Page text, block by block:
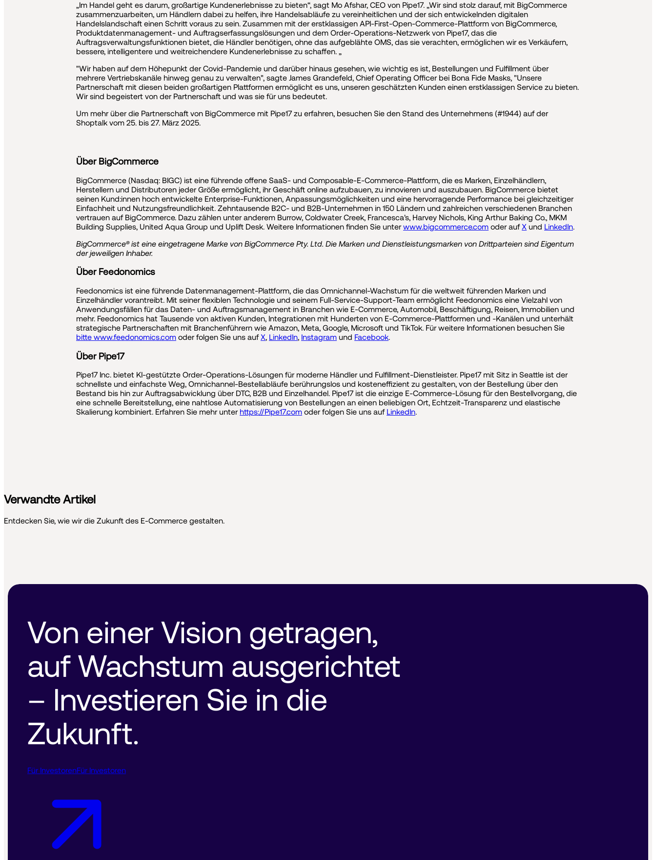
„Im Handel geht es darum, großartige Kundenerlebnisse zu bieten“, sagt Mo Afshar, CEO von Pipe17. „Wir sind stolz darauf, mit BigCommerce
zusammenzuarbeiten, um Händlern dabei zu helfen, ihre Handelsabläufe zu vereinheitlichen und der sich entwickelnden digitalen
Handelslandschaft einen Schritt voraus zu sein. Zusammen mit der erstklassigen API-First-Open-Commerce-Plattform von BigCommerce,
Produktdatenmanagement- und Auftragserfassungslösungen und dem Order-Operations-Netzwerk von Pipe17, das die
Auftragsverwaltungsfunktionen bietet, die Händler benötigen, ohne das aufgeblähte OMS, das sie verachten, ermöglichen wir es Verkäufern,
bessere, intelligentere und weitreichendere Kundenerlebnisse zu schaffen. „
"Wir haben auf dem Höhepunkt der Covid-Pandemie und darüber hinaus gesehen, wie wichtig es ist, Bestellungen und Fulfillment über
mehrere Vertriebskanäle hinweg genau zu verwalten", sagte James Grandefeld, Chief Operating Officer bei Bona Fide Masks, "Unsere
Partnerschaft mit diesen beiden großartigen Plattformen ermöglicht es uns, unseren geschätzten Kunden einen erstklassigen Service zu bieten.
Wir sind begeistert von der Partnerschaft und was sie für uns bedeutet.
Um mehr über die Partnerschaft von BigCommerce mit Pipe17 zu erfahren, besuchen Sie den Stand des Unternehmens (#1944) auf der
Shoptalk vom 25. bis 27. März 2025.
Über BigCommerce
BigCommerce (Nasdaq: BIGC) ist eine führende offene SaaS- und Composable-E-Commerce-Plattform, die es Marken, Einzelhändlern,
Herstellern und Distributoren jeder Größe ermöglicht, ihr Geschäft online aufzubauen, zu innovieren und auszubauen. BigCommerce bietet
seinen Kund:innen hoch entwickelte Enterprise-Funktionen, Anpassungsmöglichkeiten und eine hervorragende Performance bei gleichzeitiger
Einfachheit und Nutzungsfreundlichkeit. Zehntausende B2C- und B2B-Unternehmen in 150 Ländern und zahlreichen verschiedenen Branchen
vertrauen auf BigCommerce. Dazu zählen unter anderem Burrow, Coldwater Creek, Francesca's, Harvey Nichols, King Arthur Baking Co., MKM
Building Supplies, United Aqua Group und Uplift Desk. Weitere Informationen finden Sie unterwww.bigcommerce.comoder aufX und LinkedIn.
BigCommerce® ist eine eingetragene Marke von BigCommerce Pty. Ltd. Die Marken und Dienstleistungsmarken von Drittparteien sind Eigentum
der jeweiligen Inhaber.
Über Feedonomics
Feedonomics ist eine führende Datenmanagement-Plattform, die das Omnichannel-Wachstum für die weltweit führenden Marken und
Einzelhändler vorantreibt. Mit seiner flexiblen Technologie und seinem Full-Service-Support-Team ermöglicht Feedonomics eine Vielzahl von
Anwendungsfällen für das Daten- und Auftragsmanagement in Branchen wie E-Commerce, Automobil, Beschäftigung, Reisen, Immobilien und
mehr. Feedonomics hat Tausende von aktiven Kunden, Integrationen mit Hunderten von E-Commerce-Plattformen und -Kanälen und unterhält
strategische Partnerschaften mit Branchenführern wie Amazon, Meta, Google, Microsoft und TikTok. Für weitere Informationen besuchen Sie
bitte www.feedonomics.comoder folgen Sie uns aufX, LinkedIn, Instagramund Facebook.
Über Pipe17
Pipe17 Inc. bietet KI-gestützte Order-Operations-Lösungen für moderne Händler und Fulfillment-Dienstleister. Pipe17 mit Sitz in Seattle ist der
schnellste und einfachste Weg, Omnichannel-Bestellabläufe berührungslos und kosteneffizient zu gestalten, von der Bestellung über den
Bestand bis hin zur Auftragsabwicklung über DTC, B2B und Einzelhandel. Pipe17 ist die einzige E-Commerce-Lösung für den Bestellvorgang, die
eine schnelle Bereitstellung, eine nahtlose Automatisierung von Bestellungen an einen beliebigen Ort, Echtzeit-Transparenz und elastische
Skalierung kombiniert. Erfahren Sie mehr unter https://Pipe17.comoder folgen Sie uns auf LinkedIn.
Verwandte Artikel
Entdecken Sie, wie wir die Zukunft des E-Commerce gestalten.
Von einer Vision getragen,
auf Wachstum ausgerichtet
– Investieren Sie in die
Zukunft.
Für InvestorenFür Investoren